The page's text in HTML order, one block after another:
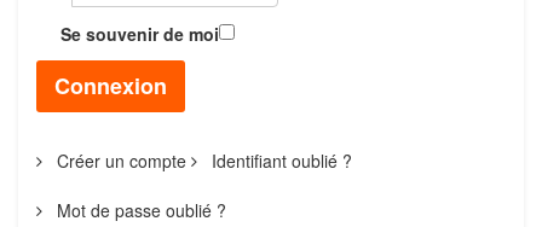
Se souvenir de moi
Connexion
Créer un compte Identifiant oublié ?
Mot de passe oublié ?